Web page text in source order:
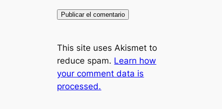
This site uses Akismet to
reduce spam. Learn how
your comment data is
processed.